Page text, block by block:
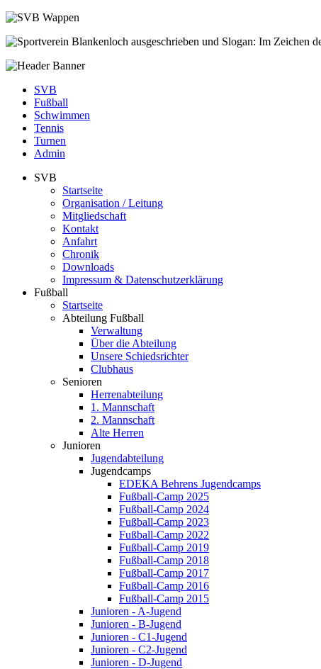
SVB
Fußball
Schwimmen
Tennis
Turnen
Admin
SVB
Startseite
Organisation / Leitung
Mitgliedschaft
Kontakt
Anfahrt
Chronik
Downloads
Impressum & Datenschutzerklärung
Fußball
Startseite
Abteilung Fußball
Verwaltung
Über die Abteilung
Unsere Schiedsrichter
Clubhaus
Senioren
Herrenabteilung
1. Mannschaft
2. Mannschaft
Alte Herren
Junioren
Jugendabteilung
Jugendcamps
EDEKA Behrens Jugendcamps
Fußball-Camp 2025
Fußball-Camp 2024
Fußball-Camp 2023
Fußball-Camp 2022
Fußball-Camp 2019
Fußball-Camp 2018
Fußball-Camp 2017
Fußball-Camp 2016
Fußball-Camp 2015
Junioren - A-Jugend
Junioren - B-Jugend
Junioren - C1-Jugend
Junioren - C2-Jugend
Junioren - D-Jugend